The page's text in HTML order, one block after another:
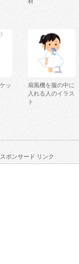
ッ
扇風機を服の中に
入れる人のイラス
ト
スポンサード リンク